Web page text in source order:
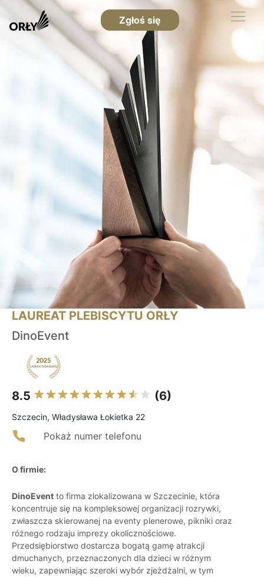
Zgłoś się
LAUREAT PLEBISCYTU ORŁY
DinoEvent
8.5 (6)
Szczecin, Władysława Łokietka 22
Pokaż numer telefonu
O firmie:
DinoEvent to firma zlokalizowana w Szczecinie, która
koncentruje się na kompleksowej organizacji rozrywki,
zwłaszcza skierowanej na eventy plenerowe, pikniki oraz
różnego rodzaju imprezy okolicznościowe.
Przedsiębiorstwo dostarcza bogatą gamę atrakcji
dmuchanych, przeznaczonych dla dzieci w różnym
wieku, zapewniając szeroki wybór zjeżdżalni, w tym